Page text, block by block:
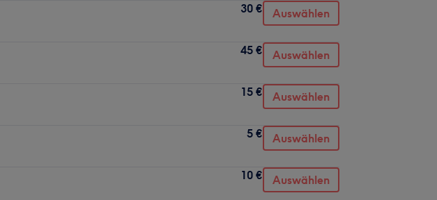
30 € Auswählen
45 € Auswählen
15 € Auswählen
5 € Auswählen
10 € Auswählen